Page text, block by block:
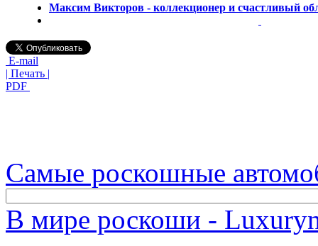
Максим Викторов - коллекционер и счастливый
E-mail
| Печать |
PDF
Самые роскошные
В мире роскоши -